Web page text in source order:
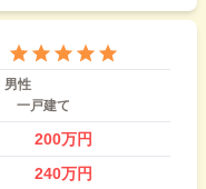
男性
一戸建て
200万円
240万円